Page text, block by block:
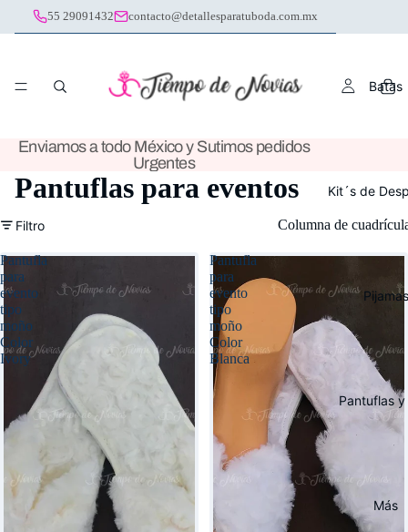
55 29091432 contacto@detallesparatuboda.com.mx
Batas
Kit´s de
Pijamas
Pantuflas y
Más
Enviamos a todo México y Sutimos pedidos
Urgentes
Pantuflas para eventos
Filtro Columna de
Pantufla
para
evento
tipo
moño
Color
Ivory
Pantufla
para
evento
tipo
moño
Color
Blanca